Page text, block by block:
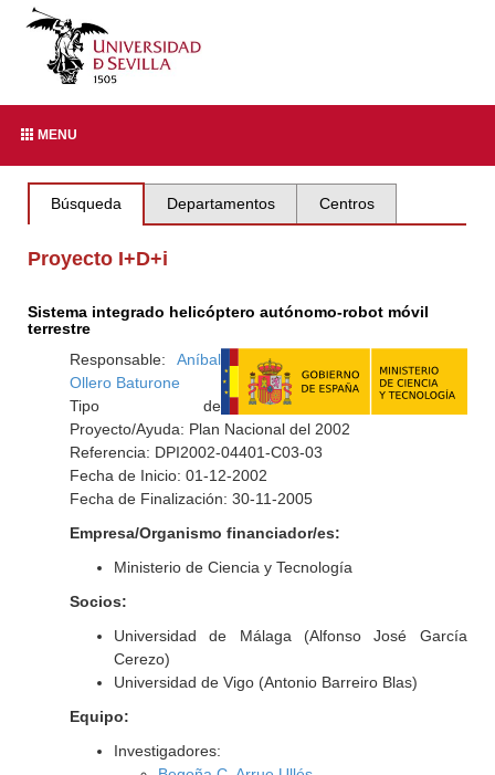
MENU
Búsqueda Departamentos Centros
Proyecto I+D+i
Sistema integrado helicóptero autónomo-robot móvil
terrestre
Responsable: Aníbal
Ollero Baturone
Tipo de
Proyecto/Ayuda: Plan Nacional del 2002
Referencia: DPI2002-04401-C03-03
Fecha de Inicio: 01-12-2002
Fecha de Finalización: 30-11-2005
Empresa/Organismo financiador/es:
Ministerio de Ciencia y Tecnología
Socios:
Universidad de Málaga (Alfonso José García
Cerezo)
Universidad de Vigo (Antonio Barreiro Blas)
Equipo:
Investigadores: